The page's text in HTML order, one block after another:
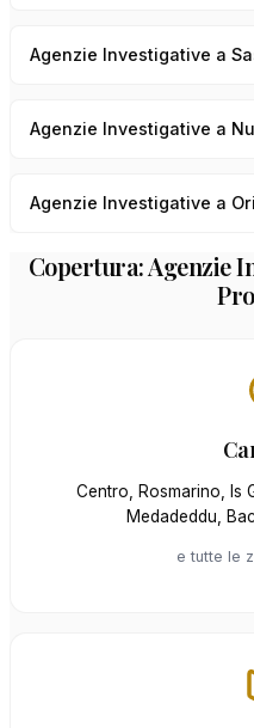
Agenzie Investigative a
Agenzie Investigative a
Agenzie Investigative a
Copertura: Agenzie
Centro, Rosmarino, Is
Medadeddu,
e tutte le